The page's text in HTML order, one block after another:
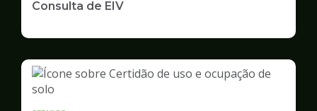
Consulta de EIV